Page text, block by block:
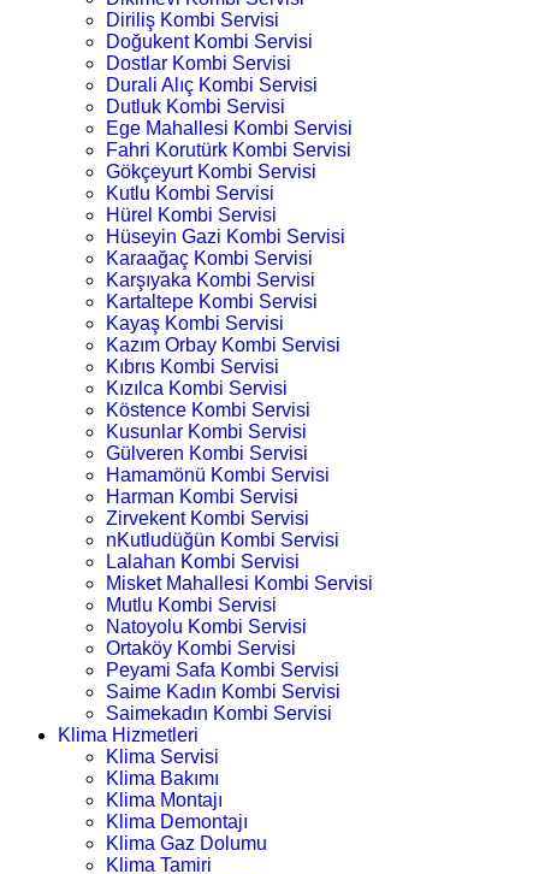
Diriliş Kombi Servisi
Doğukent Kombi Servisi
Dostlar Kombi Servisi
Durali Alıç Kombi Servisi
Dutluk Kombi Servisi
Ege Mahallesi Kombi Servisi
Fahri Korutürk Kombi Servisi
Gökçeyurt Kombi Servisi
Kutlu Kombi Servisi
Hürel Kombi Servisi
Hüseyin Gazi Kombi Servisi
Karaağaç Kombi Servisi
Karşıyaka Kombi Servisi
Kartaltepe Kombi Servisi
Kayaş Kombi Servisi
Kazım Orbay Kombi Servisi
Kıbrıs Kombi Servisi
Kızılca Kombi Servisi
Köstence Kombi Servisi
Kusunlar Kombi Servisi
Gülveren Kombi Servisi
Hamamönü Kombi Servisi
Harman Kombi Servisi
Zirvekent Kombi Servisi
nKutludüğün Kombi Servisi
Lalahan Kombi Servisi
Misket Mahallesi Kombi Servisi
Mutlu Kombi Servisi
Natoyolu Kombi Servisi
Ortaköy Kombi Servisi
Peyami Safa Kombi Servisi
Saime Kadın Kombi Servisi
Saimekadın Kombi Servisi
Klima Hizmetleri
Klima Servisi
Klima Bakımı
Klima Montajı
Klima Demontajı
Klima Gaz Dolumu
Klima Tamiri